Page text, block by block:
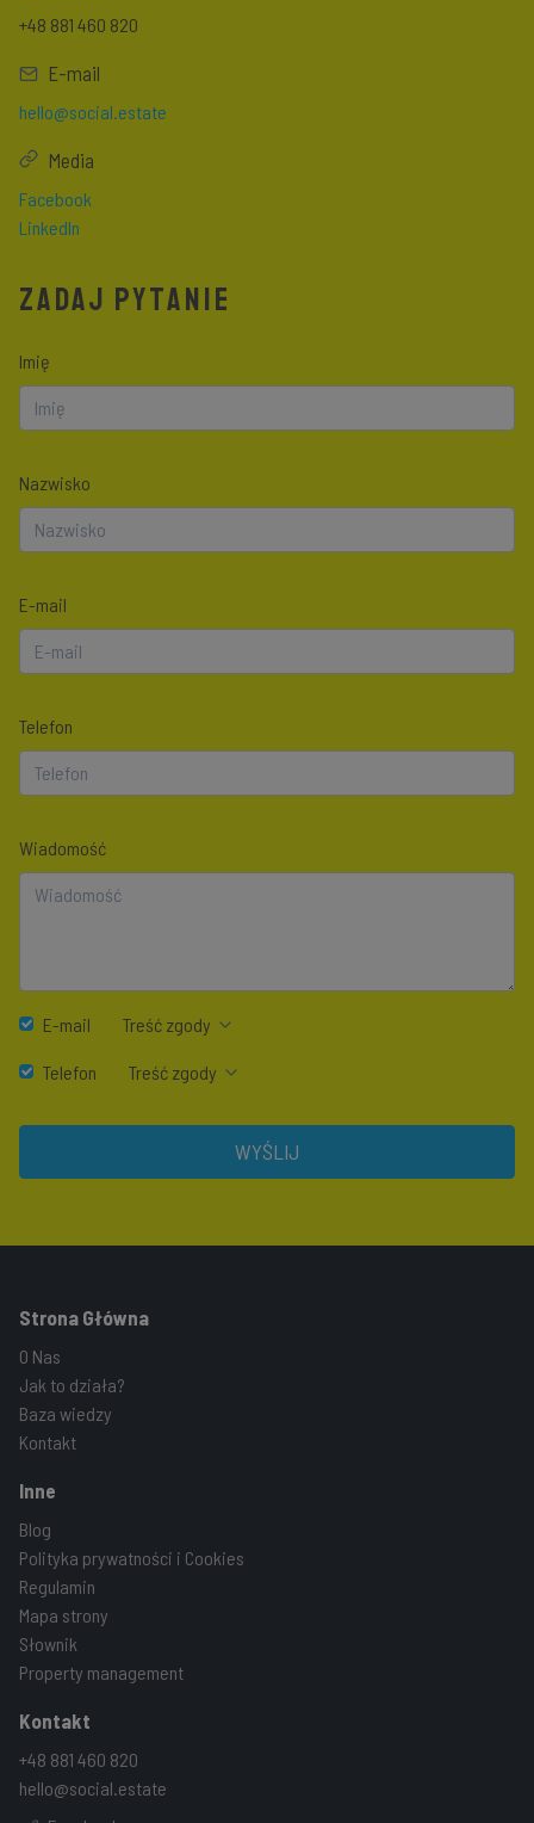
ZADAJ PYTANIE
Imię
Nazwisko
E-mail
Telefon
Wiadomość
E-mail Treść zgody
Telefon Treść zgody
WYŚLIJ
+48 881 460 820
E-mail
hello@social.estate
Media
Facebook
LinkedIn
Strona Główna
O Nas
Jak to działa?
Baza wiedzy
Kontakt
Inne
Blog
Polityka prywatności i Cookies
Regulamin
Mapa strony
Słownik
Property management
Kontakt
+48 881 460 820
hello@social.estate